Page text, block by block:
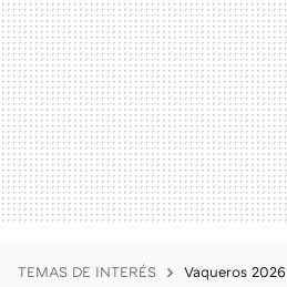
TEMAS DE INTERÉS Vaqueros 2026